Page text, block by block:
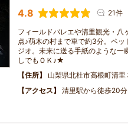
4.8 21件
フィールドバレエや清里観光・八
点♪萌木の村まで車で約3分。ペ
ジオ。未来に送る手紙のような一
しでもＯＫ♪★
住所
山梨県北杜市高根町清里
アクセス
清里駅から徒歩20分